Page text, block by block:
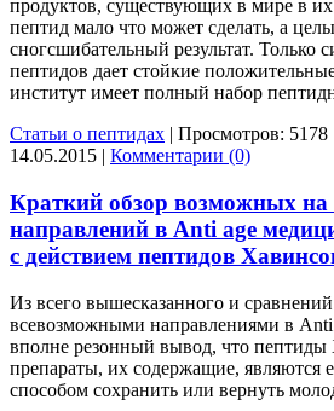
продуктов, существующих в мире в
пептид мало что может сделать, а
сногсшибательный результат. Только
пептидов дает стойкие
институт имеет полный набор
Статьи о пептидах | Просмотров: 5178
14.05.2015 | Комментарии (0)
Краткий обзор возможных на
направлений в Anti age
с действием пептидов
Из всего вышесказанного и
всевозможными направлениями в
вполне резонный вывод, что
препараты, их содержащие, являются
способом сохранить или вернуть